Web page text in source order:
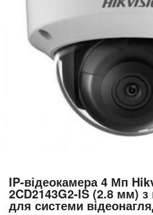
Перейти
до
початку
галереї
IP-відеокамера 4 Мп
2CD2143G2-IS (2.8 мм) з
для системи